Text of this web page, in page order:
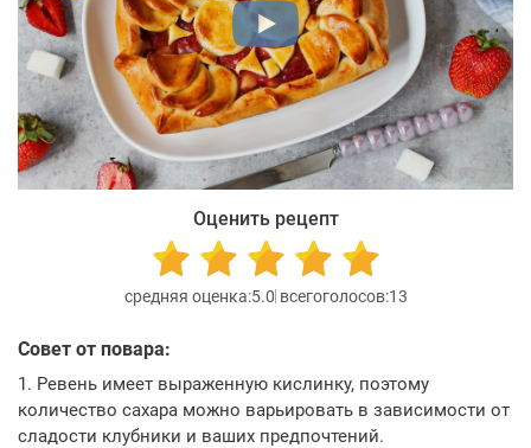
Оценить рецепт
5.0 13
Совет от повара:
1. Ревень имеет выраженную кислинку, поэтому
количество сахара можно варьировать в зависимости от
сладости клубники и ваших предпочтений.